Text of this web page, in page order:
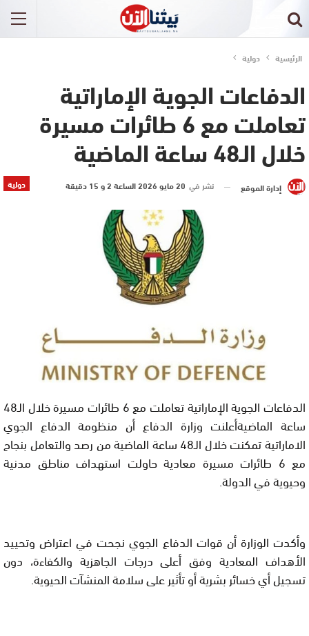
الرئيسية دولية
الدفاعات الجوية الإماراتية
تعاملت مع 6 طائرات مسيرة
خلال الـ48 ساعة الماضية
دولية إدارة الموقع نشر في 20 مايو 2026 الساعة 2 و 15 دقيقة
الدفاعات الجوية الإماراتية تعاملت مع 6 طائرات مسيرة خلال الـ48
ساعة الماضيةأعلنت وزارة الدفاع أن منظومة الدفاع الجوي
الاماراتية تمكنت خلال الـ48 ساعة الماضية من رصد والتعامل بنجاح
مع 6 طائرات مسيرة معادية حاولت استهداف مناطق مدنية
وحيوية في الدولة.
وأكدت الوزارة أن قوات الدفاع الجوي نجحت في اعتراض وتحييد
الأهداف المعادية وفق أعلى درجات الجاهزية والكفاءة، دون
تسجيل أي خسائر بشرية أو تأثير على سلامة المنشآت الحيوية.